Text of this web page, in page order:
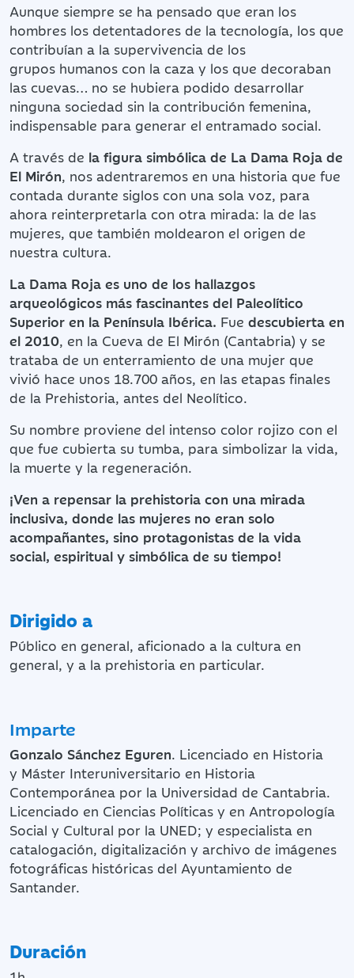
Aunque siempre se ha pensado que eran los
hombres los detentadores de la tecnología, los que
contribuían a la supervivencia de los
grupos humanos con la caza y los que decoraban
las cuevas… no se hubiera podido desarrollar
ninguna sociedad sin la contribución femenina,
indispensable para generar el entramado social.
A través de la figura simbólica de La Dama Roja de
El Mirón, nos adentraremos en una historia que fue
contada durante siglos con una sola voz, para
ahora reinterpretarla con otra mirada: la de las
mujeres, que también moldearon el origen de
nuestra cultura.
La Dama Roja es uno de los hallazgos
arqueológicos más fascinantes del Paleolítico
Superior en la Península Ibérica. Fue descubierta en
el 2010, en la Cueva de El Mirón (Cantabria) y se
trataba de un enterramiento de una mujer que
vivió hace unos 18.700 años, en las etapas finales
de la Prehistoria, antes del Neolítico.
Su nombre proviene del intenso color rojizo con el
que fue cubierta su tumba, para simbolizar la vida,
la muerte y la regeneración.
¡Ven a repensar la prehistoria con una mirada
inclusiva, donde las mujeres no eran solo
acompañantes, sino protagonistas de la vida
social, espiritual y simbólica de su tiempo!
Dirigido a
Público en general, aficionado a la cultura en
general, y a la prehistoria en particular.
Imparte
Gonzalo Sánchez Eguren. Licenciado en Historia
y Máster Interuniversitario en Historia
Contemporánea por la Universidad de Cantabria.
Licenciado en Ciencias Políticas y en Antropología
Social y Cultural por la UNED; y especialista en
catalogación, digitalización y archivo de imágenes
fotográficas históricas del Ayuntamiento de
Santander.
Duración